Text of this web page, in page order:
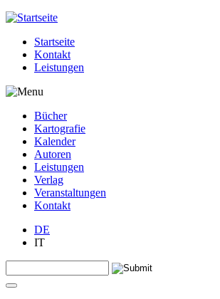
Jump to navigation
Startseite
Kontakt
Leistungen
Bücher
Kartografie
Kalender
Autoren
Leistungen
Verlag
Veranstaltungen
Kontakt
DE
IT
Suchformular